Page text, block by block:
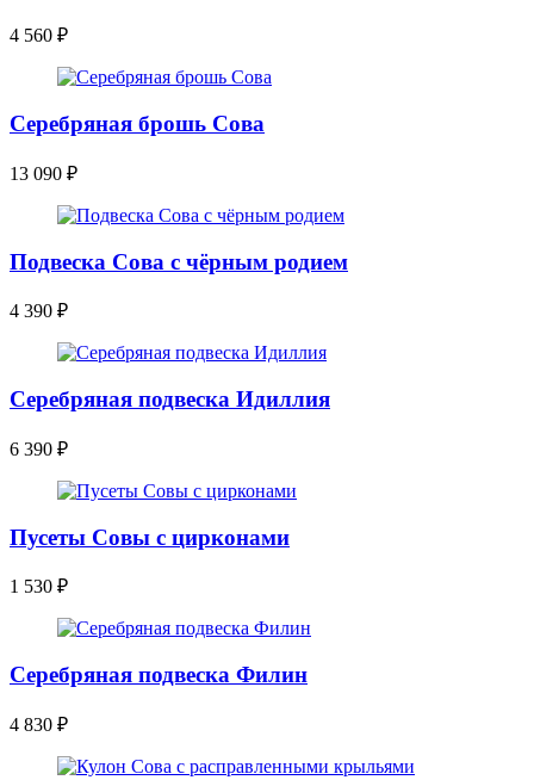
4 560 ₽
Серебряная брошь Сова
13 090 ₽
Подвеска Сова с чёрным родием
4 390 ₽
Серебряная подвеска Идиллия
6 390 ₽
Пусеты Совы с цирконами
1 530 ₽
Серебряная подвеска Филин
4 830 ₽